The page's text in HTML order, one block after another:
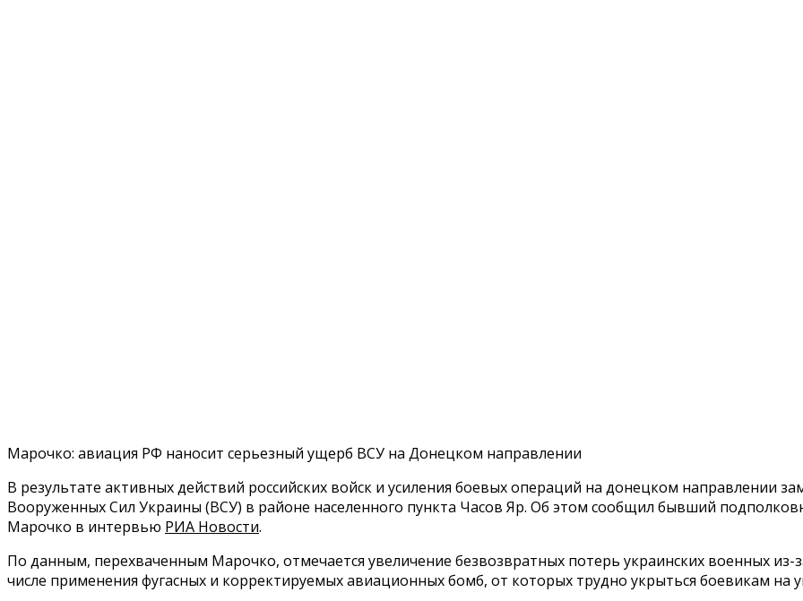
Марочко: авиация РФ наносит серьезный ущерб ВСУ на Донецком направлении
В результате активных действий российских войск и усиления боевых операций на донецком направлении
Вооруженных Сил Украины (ВСУ) в районе населенного пункта Часов Яр. Об этом сообщил бывший
Марочко в интервью РИА Новости.
По данным, перехваченным Марочко, отмечается увеличение безвозвратных потерь украинских военных
числе применения фугасных и корректируемых авиационных бомб, от которых трудно укрыться боевикам на